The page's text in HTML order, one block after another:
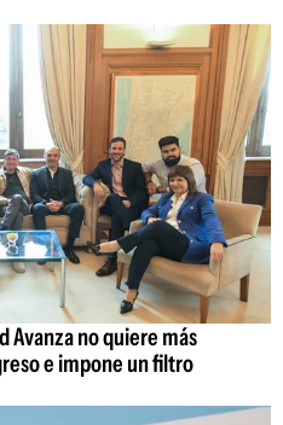
Avanza no quiere más
e impone un filtro